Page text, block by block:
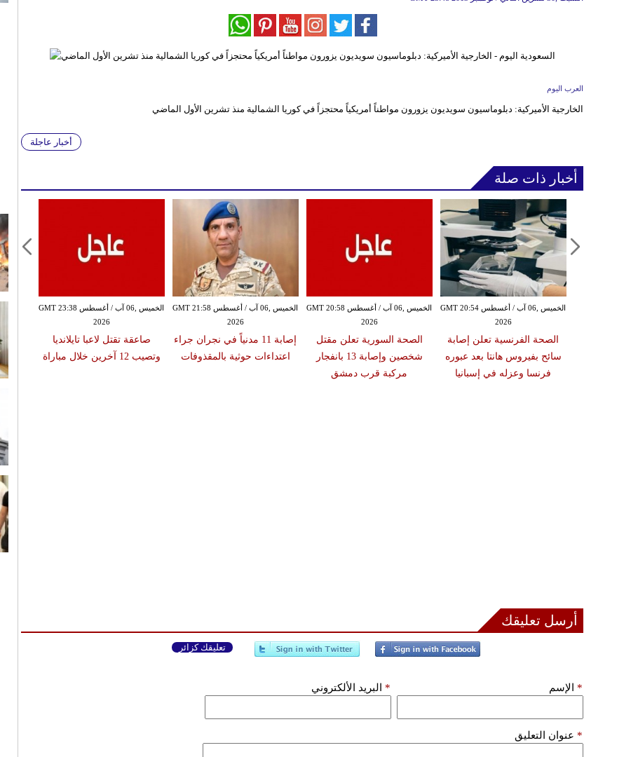
العرب اليوم
الخارجية الأميركية: دبلوماسيون سويديون يزورون مواطناً أمريكياً محتجزاً في كوريا الشمالية منذ تشرين الأول الماضي
أخبار عاجلة
أخبار ذات صلة
الخميس ,06 آب / أغسطس GMT 23:38
2026
صاعقة تقتل لاعبا تايلانديا
وتصيب 12 آخرين خلال مباراة
الخميس ,06 آب / أغسطس GMT 21:58
2026
إصابة 11 مدنياً في نجران جراء
اعتداءات حوثية بالمقذوفات
الخميس ,06 آب / أغسطس GMT 20:58
2026
الصحة السورية تعلن مقتل
شخصين وإصابة 13 بانفجار
مركبة قرب دمشق
الخميس ,06 آب / أغسطس GMT 20:54
2026
الصحة الفرنسية تعلن إصابة
سائح بفيروس هانتا بعد عبوره
فرنسا وعزله في إسبانيا
أرسل تعليقك
تعليقك كزائر
الإسم * البريد الألكتروني *
عنوان التعليق *